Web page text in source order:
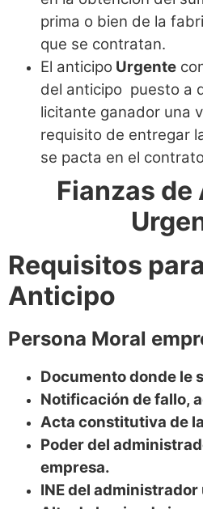
prima o bien de la
que se contratan.
El anticipo Urgente
del anticipo puesto a
licitante ganador una
requisito de entregar
se pacta en el
Fianzas
Requisitos
Anticipo
Persona Moral
Documento donde le
Notificación de fallo,
Acta constitutiva de
Poder del
empresa.
INE del